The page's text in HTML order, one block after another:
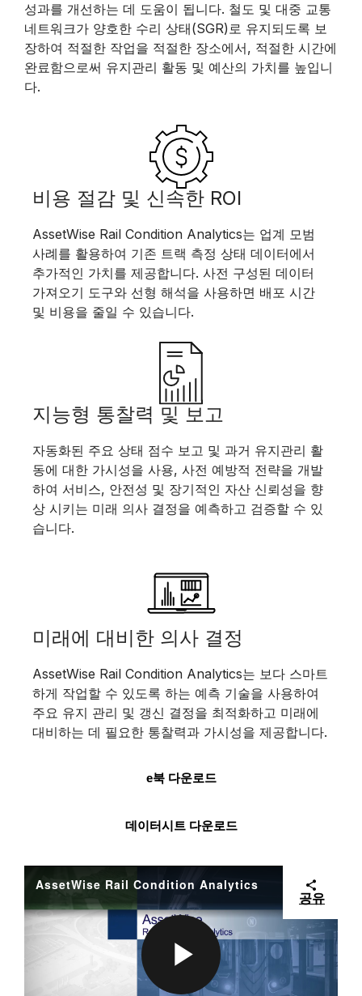
성과를 개선하는 데 도움이 됩니다. 철도 및 대중 교통
네트워크가 양호한 수리 상태(SGR)로 유지되도록 보
장하여 적절한 작업을 적절한 장소에서, 적절한 시간에
완료함으로써 유지관리 활동 및 예산의 가치를 높입니
다.
비용 절감 및 신속한 ROI
AssetWise Rail Condition Analytics는 업계 모범
사례를 활용하여 기존 트랙 측정 상태 데이터에서
추가적인 가치를 제공합니다. 사전 구성된 데이터
가져오기 도구와 선형 해석을 사용하면 배포 시간
및 비용을 줄일 수 있습니다.
지능형 통찰력 및 보고
자동화된 주요 상태 점수 보고 및 과거 유지관리 활
동에 대한 가시성을 사용, 사전 예방적 전략을 개발
하여 서비스, 안전성 및 장기적인 자산 신뢰성을 향
상 시키는 미래 의사 결정을 예측하고 검증할 수 있
습니다.
미래에 대비한 의사 결정
AssetWise Rail Condition Analytics는 보다 스마트
하게 작업할 수 있도록 하는 예측 기술을 사용하여
주요 유지 관리 및 갱신 결정을 최적화하고 미래에
대비하는 데 필요한 통찰력과 가시성을 제공합니다.
e북 다운로드
데이터시트 다운로드
AssetWise Rail Condition Analytics
공유